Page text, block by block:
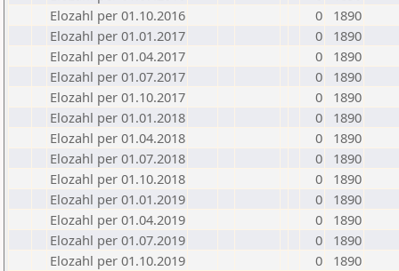
Elozahl per 01.10.2016
0
1890
Elozahl per 01.01.2017
0
1890
Elozahl per 01.04.2017
0
1890
Elozahl per 01.07.2017
0
1890
Elozahl per 01.10.2017
0
1890
Elozahl per 01.01.2018
0
1890
Elozahl per 01.04.2018
0
1890
Elozahl per 01.07.2018
0
1890
Elozahl per 01.10.2018
0
1890
Elozahl per 01.01.2019
0
1890
Elozahl per 01.04.2019
0
1890
Elozahl per 01.07.2019
0
1890
Elozahl per 01.10.2019
0
1890